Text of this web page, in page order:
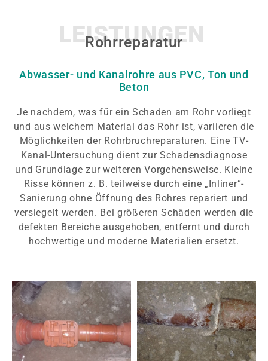
LEISTUNGEN
Rohrreparatur
Abwasser- und Kanalrohre aus PVC, Ton und
Beton
Je nachdem, was für ein Schaden am Rohr vorliegt
und aus welchem Material das Rohr ist, variieren die
Möglichkeiten der Rohrbruchreparaturen. Eine TV-
Kanal-Untersuchung dient zur Schadensdiagnose
und Grundlage zur weiteren Vorgehensweise. Kleine
Risse können z. B. teilweise durch eine „Inliner“-
Sanierung ohne Öffnung des Rohres repariert und
versiegelt werden. Bei größeren Schäden werden die
defekten Bereiche ausgehoben, entfernt und durch
hochwertige und moderne Materialien ersetzt.